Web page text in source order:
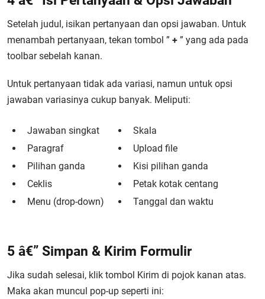
Setelah judul, isikan pertanyaan dan opsi jawaban. Untuk
menambah pertanyaan, tekan tombol ” + ” yang ada pada
toolbar sebelah kanan.
Untuk pertanyaan tidak ada variasi, namun untuk opsi
jawaban variasinya cukup banyak. Meliputi:
Jawaban singkat
Paragraf
Pilihan ganda
Ceklis
Menu (drop-down)
Skala
Upload file
Kisi pilihan ganda
Petak kotak centang
Tanggal dan waktu
5 â€” Simpan & Kirim Formulir
Jika sudah selesai, klik tombol Kirim di pojok kanan atas.
Maka akan muncul pop-up seperti ini: